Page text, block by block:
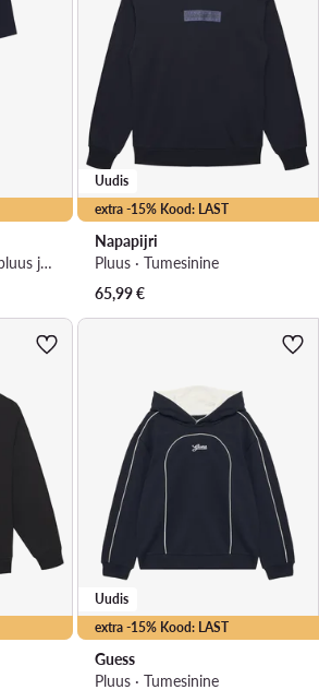
Komplekti kuulub särkpluus ja püksid · Tumesinine
extra -15% Kood: LAST
Uudis
Napapijri
Pluus · Tumesinine
65,99€
extra -15% Kood: LAST
Uudis
Guess
Pluus · Tumesinine